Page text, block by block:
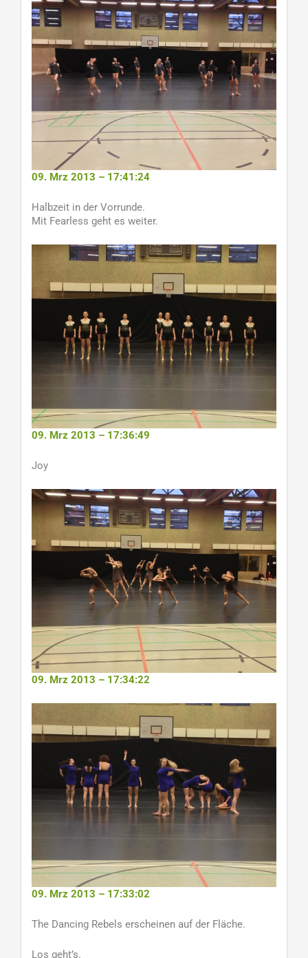
09. Mrz 2013 – 17:41:24
Halbzeit in der Vorrunde.
Mit Fearless geht es weiter.
09. Mrz 2013 – 17:36:49
Joy
09. Mrz 2013 – 17:34:22
09. Mrz 2013 – 17:33:02
The Dancing Rebels erscheinen auf der Fläche.
Los geht’s.